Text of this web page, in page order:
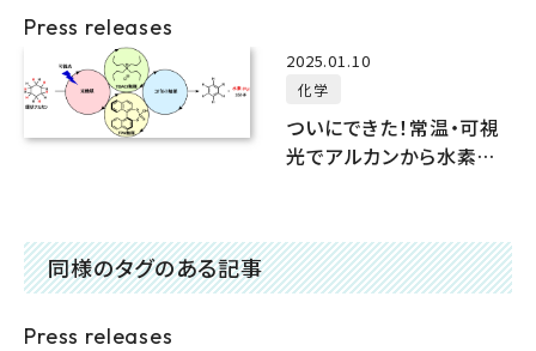
Press releases
2025.01.10
化学
ついにできた！常温・可視
光でアルカンから水素を
同様のタグのある記事
Press releases